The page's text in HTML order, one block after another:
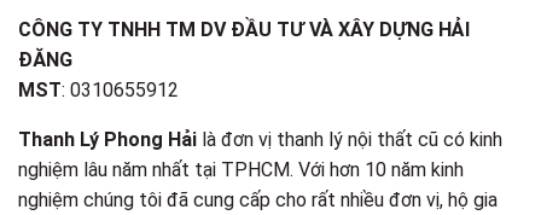
CÔNG TY TNHH TM DV ĐẦU TƯ VÀ XÂY DỰNG HẢI
ĐĂNG
MST: 0310655912
Thanh Lý Phong Hải là đơn vị thanh lý nội thất cũ có kinh
nghiệm lâu năm nhất tại TPHCM. Với hơn 10 năm kinh
nghiệm chúng tôi đã cung cấp cho rất nhiều đơn vị, hộ gia